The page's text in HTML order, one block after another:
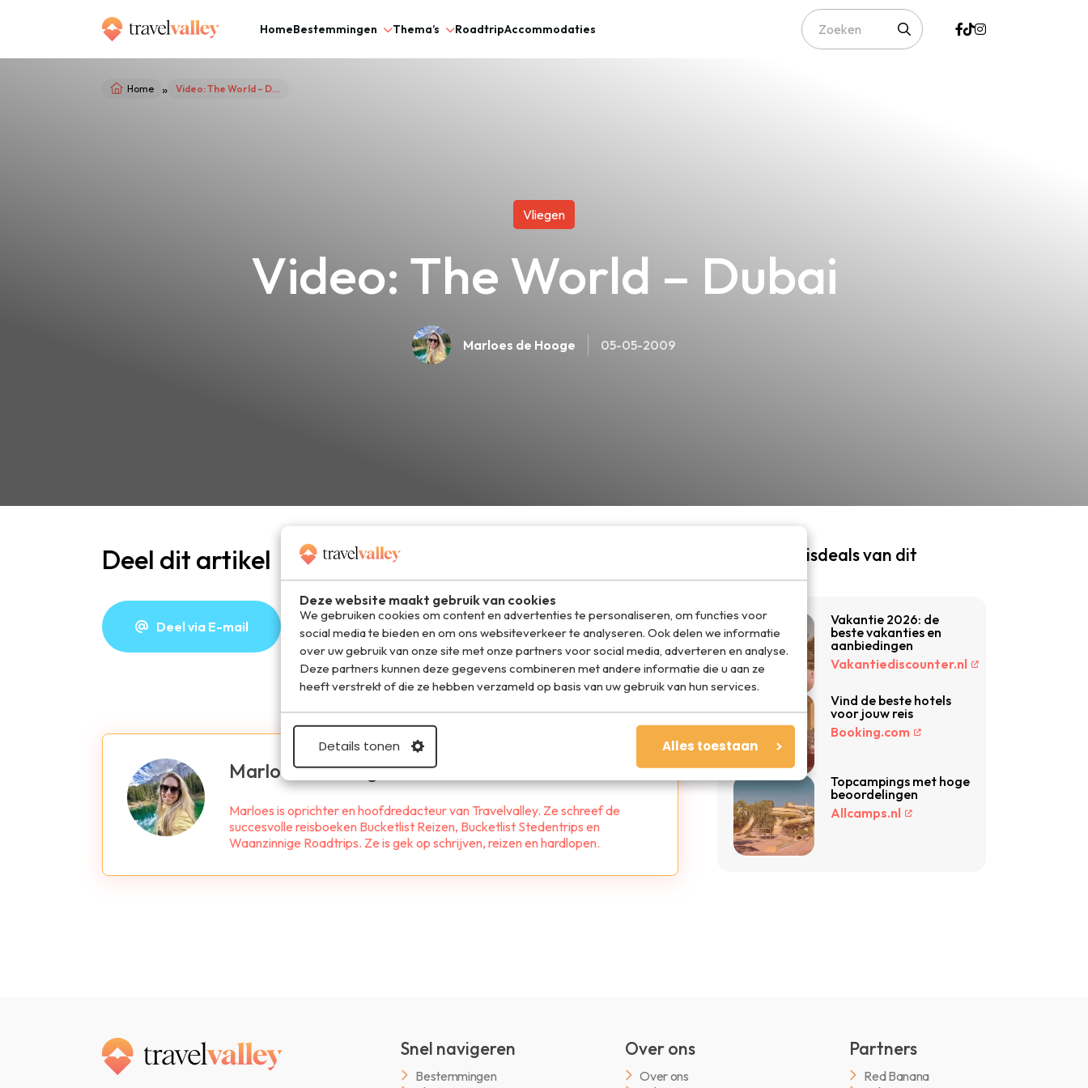
Deze website maakt gebruik van cookies
We gebruiken cookies om content en advertenties te personaliseren, om functies voor
social media te bieden en om ons websiteverkeer te analyseren. Ook delen we informatie
over uw gebruik van onze site met onze partners voor social media, adverteren en analyse.
Deze partners kunnen deze gegevens combineren met andere informatie die u aan ze
heeft verstrekt of die ze hebben verzameld op basis van uw gebruik van hun services.
Details tonen Alles toestaan
HomeBestemmingen Thema’s RoadtripAccommodaties
Home » Video: The World – Dubai
Vliegen
Video: The World – Dubai
Marloes de Hooge 05-05-2009
Deel dit artikel
Deel via E-mail Deel op WhatsApp
Marloes de Hooge
Marloes is oprichter en hoofdredacteur van Travelvalley. Ze schreef de
succesvolle reisboeken Bucketlist Reizen, Bucketlist Stedentrips en
Waanzinnige Roadtrips. Ze is gek op schrijven, reizen en hardlopen.
De beste reisdeals van dit
Vakantie 2026: de
beste vakanties en
aanbiedingen
Vakantiediscounter.nl
Vind de beste hotels
voor jouw reis
Booking.com
Topcampings met hoge
beoordelingen
Allcamps.nl
Snel navigeren
Bestemmingen
Over ons
Over ons
Partners
Red Banana